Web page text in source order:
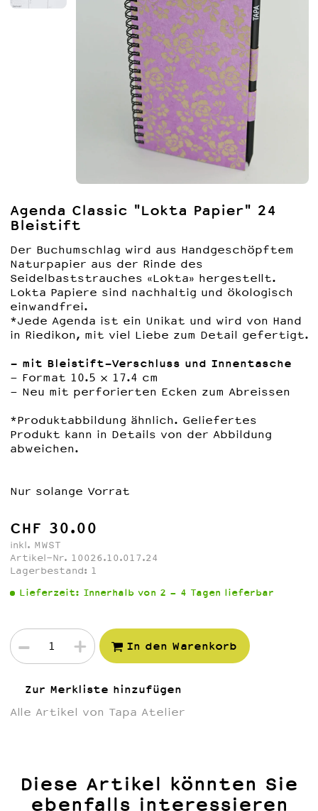
Geschenkgutschein
BigBag Leinen
Brotsäckli
Geburtstagskarten
A6 Geburtstagskarten
A5 Geburtstagskarten
Ich hab dich lieb
Atelier Kollektion 26
Notizbücher Papier
Notizbücher A4
Notizbücher A5
Notitzbücher A6
Notizbücher "Unique"
Notizbücher Kork
Notizbücher A4 Kork
Notizbücher A5 Kork
Notizbücher A6 Kork
Deko & Geschenke
Kundenaufträge
Agenda Classic "Lokta Papier" 24
Bleistift
Der Buchumschlag wird aus Handgeschöpftem
Naturpapier aus der Rinde des
Seidelbaststrauches «Lokta» hergestellt.
Lokta Papiere sind nachhaltig und ökologisch
einwandfrei.
*Jede Agenda ist ein Unikat und wird von Hand
in Riedikon, mit viel Liebe zum Detail gefertigt.
- mit Bleistift-Verschluss und Innentasche
- Format 10.5 x 17.4 cm
- Neu mit perforierten Ecken zum Abreissen
*Produktabbildung ähnlich. Geliefertes
Produkt kann in Details von der Abbildung
abweichen.
Nur solange Vorrat
CHF 30.00
inkl. MWST
Artikel-Nr. 10026.10.017.24
Lagerbestand: 1
Lieferzeit: Innerhalb von 2 - 4 Tagen lieferbar
- + In den Warenkorb
Zur Merkliste hinzufügen
Alle Artikel von Tapa Atelier
Diese Artikel könnten Sie
ebenfalls interessieren